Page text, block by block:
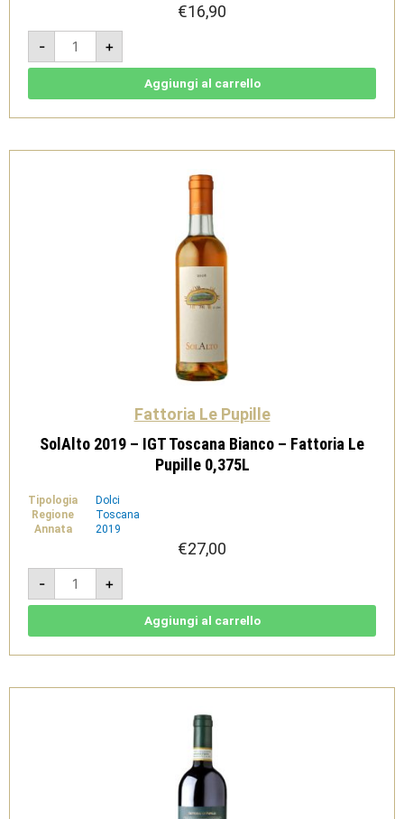
€16,90
-
Morellino
Scansano
DOCG
le
+
Aggiungi al carrello
Fattoria Le Pupille
SolAlto 2019 – IGT Toscana Bianco – Fattoria Le
Pupille 0,375L
Tipologia
Dolci
Regione
Toscana
Annata
2019
€27,00
-
SolAlto
2019
-
IGT
Fattoria
0,375L
+
Aggiungi al carrello